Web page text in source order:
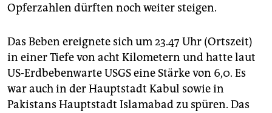
Opferzahlen dürften noch weiter steigen.
Das Beben ereignete sich um 23.47 Uhr (Ortszeit)
in einer Tiefe von acht Kilometern und hatte laut
US-Erdbebenwarte USGS eine Stärke von 6,0. Es
war auch in der Hauptstadt Kabul sowie in
Pakistans Hauptstadt Islamabad zu spüren. Das